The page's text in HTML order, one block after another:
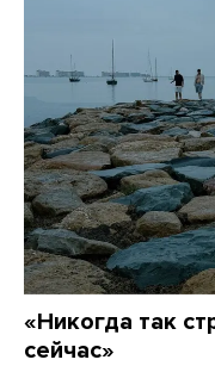
«Никогда так
сейчас»